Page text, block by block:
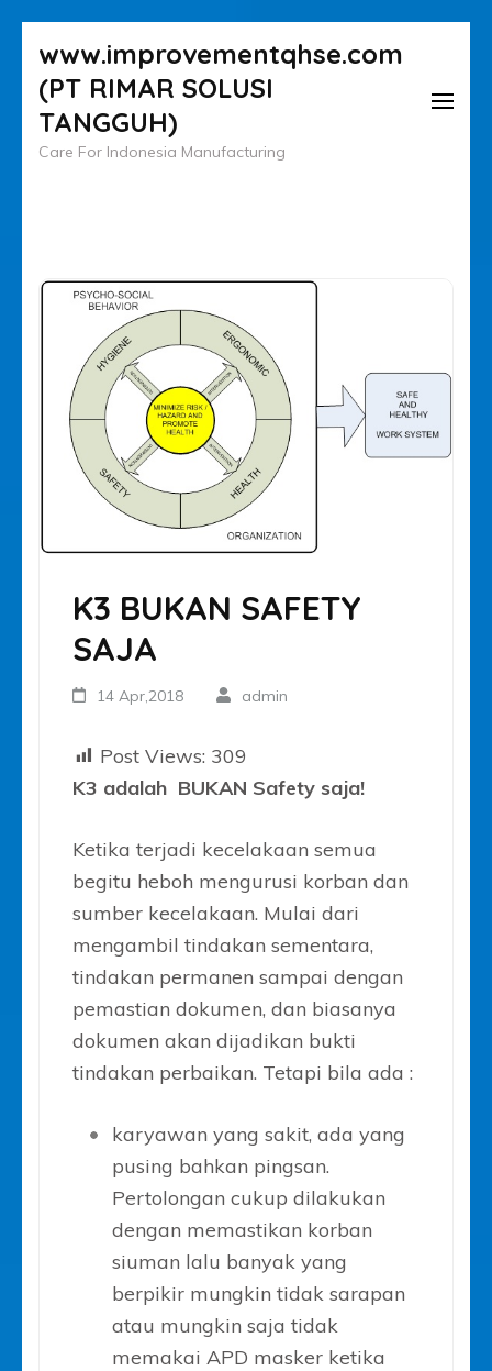
ke
konten
(Tekan
Enter)
www.improvementqhse.com
(PT RIMAR SOLUSI
TANGGUH)
Care For Indonesia Manufacturing
K3 BUKAN SAFETY
SAJA
14 Apr,2018 admin
Post Views: 309
K3 adalah BUKAN Safety saja!
Ketika terjadi kecelakaan semua
begitu heboh mengurusi korban dan
sumber kecelakaan. Mulai dari
mengambil tindakan sementara,
tindakan permanen sampai dengan
pemastian dokumen, dan biasanya
dokumen akan dijadikan bukti
tindakan perbaikan. Tetapi bila ada :
karyawan yang sakit, ada yang
pusing bahkan pingsan.
Pertolongan cukup dilakukan
dengan memastikan korban
siuman lalu banyak yang
berpikir mungkin tidak sarapan
atau mungkin saja tidak
memakai APD masker ketika